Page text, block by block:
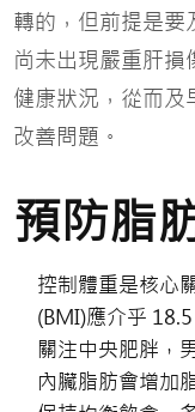
轉的，但前提是要
尚未出現嚴重肝
健康狀況，從而及
改善問題。
預防脂
控制體重是核心
(BMI)應介乎 18.5
關注中央肥胖，
內臟脂肪會增加